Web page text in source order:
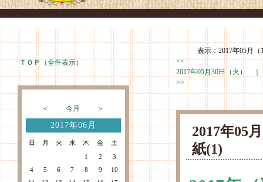
ＴＯＰ（全件表示）
＜ 今月 ＞
2017年06月
日 月 火 水 木 金
土
1
2
3
4
5 6 7 8 9
10
表示：2017年05月（
<<
2017年05月30日（火）
>>
2017年
紙(1)